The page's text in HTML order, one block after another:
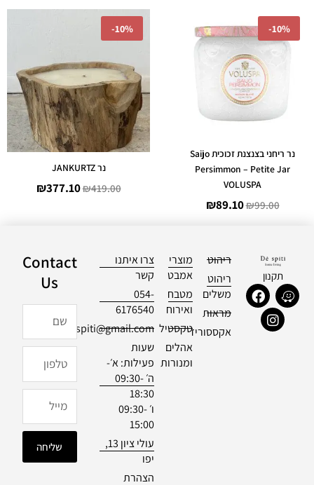
10%
-
נר ריחני בצנצנת זכוכית Saijo
Persimmon – Petite Jar
VOLUSPA
₪99.00
המקורי
היה:
₪99.00.
₪89.10
הנוכחי
הוא:
10%
-
נר JANKURTZ
₪419.00
₪419.00.
₪377.10
תקנון
W
a
z
e
F
a n
s
t
ריהוט
ריהוט
משלים
מראות
אקססוריז
מוצרי
אמבט
מטבח
ואירוח
טקסטיל
אהלים
ומנורות
צרו איתנו
קשר
054-
6176540
officialdespiti@gmail.com
שעות
פעילות: א׳-
ה׳ 09:30-
18:30
ו׳ 09:30-
15:00
עולי ציון 13,
יפו
הצהרת
Contact
Us
שליחה